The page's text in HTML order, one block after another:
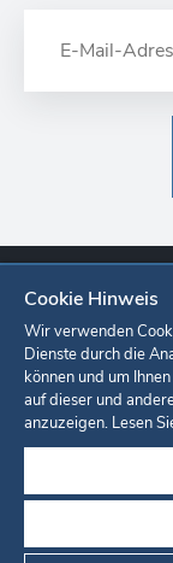
Europa-Park
Cookie Hinweis
Wir verwenden
Dienste durch die
können und um
auf dieser und
anzuzeigen. Lesen